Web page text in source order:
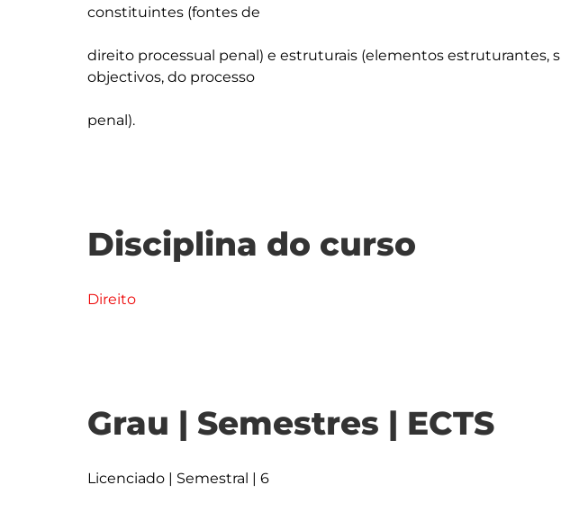
constituintes (fontes de
direito processual penal) e estruturais (elementos estruturantes,
objectivos, do processo
Disciplina do curso
Direito
Grau | Semestres | ECTS
Licenciado | Semestral | 6